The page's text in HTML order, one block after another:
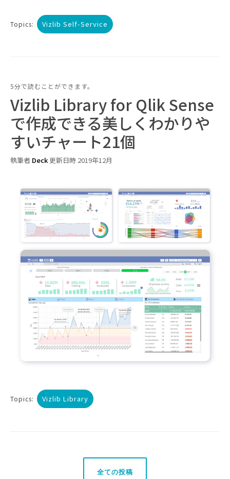
Topics: Vizlib Self-Service
5分で読むことができます。
Vizlib Library for Qlik Sense
で作成できる美しくわかりや
すいチャート21個
執筆者 Deck更新日時 2019年12月
Topics: Vizlib Library
全ての投稿